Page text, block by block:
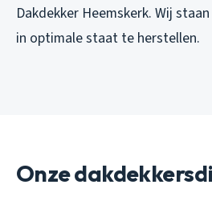
Dakdekker Heemskerk. Wij
in optimale staat te herstellen.
Onze